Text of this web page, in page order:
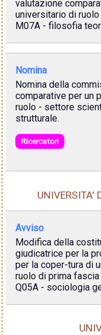
valutazione
universitario di
M07A - filosofia
Nomina
Nomina della
comparative per un
ruolo - settore
strutturale.
Ricercatori
UNIVERSITA'
Avviso
Modifica della
giudicatrice per la
per la coper-tura di
ruolo di prima
Q05A - sociologia